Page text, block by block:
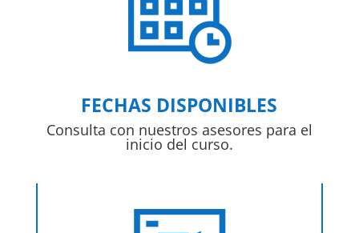
FECHAS DISPONIBLES
Consulta con nuestros asesores para el
inicio del curso.